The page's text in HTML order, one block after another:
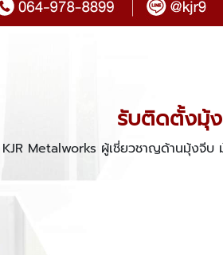
รับติดตั้งมุ้
KJR Metalworks ผู้เชี่ยวชาญด้านมุ้งจี